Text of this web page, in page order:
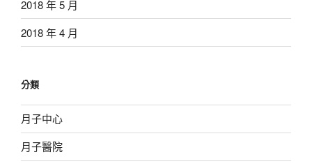
2018 年 5 月
2018 年 4 月
分類
月子中心
月子醫院